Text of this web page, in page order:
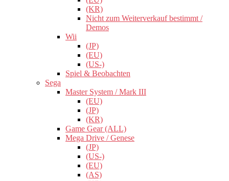
(KR)
Nicht zum Weiterverkauf bestimmt /
Demos
Wii
(JP)
(EU)
(US-)
Spiel & Beobachten
Sega
Master System / Mark III
(EU)
(JP)
(KR)
Game Gear (ALL)
Mega Drive / Genese
(JP)
(US-)
(EU)
(AS)